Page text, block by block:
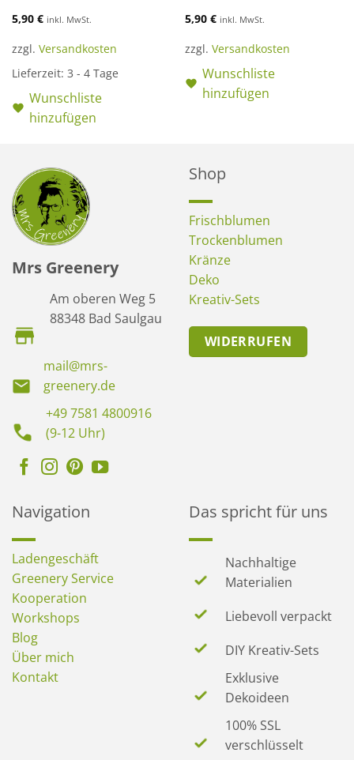
5,90 € inkl. MwSt.
zzgl. Versandkosten
Lieferzeit: 3 - 4 Tage
Wunschliste
hinzufügen
5,90 € inkl. MwSt.
zzgl. Versandkosten
Wunschliste
hinzufügen
Mrs Greenery
Am oberen Weg 5
88348 Bad Saulgau
mail@mrs-
greenery.de
+49 7581 4800916
(9-12 Uhr)
Shop
Frischblumen
Trockenblumen
Kränze
Deko
Kreativ-Sets
WIDERRUFEN
Navigation
Ladengeschäft
Greenery Service
Kooperation
Workshops
Blog
Über mich
Kontakt
Das spricht für uns
Nachhaltige
Materialien
Liebevoll verpackt
DIY Kreativ-Sets
Exklusive
Dekoideen
100% SSL
verschlüsselt